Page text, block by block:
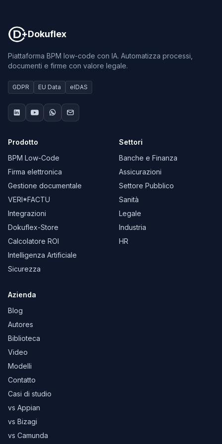
Dokuflex
Piattaforma BPM low-code con IA. Automatizza processi,
documenti e firme con valore legale.
GDPR EU Data eIDAS
Prodotto
BPM Low-Code
Firma elettronica
Gestione documentale
VERI*FACTU
Integrazioni
Dokuflex-Store
Calcolatore ROI
Intelligenza Artificiale
Sicurezza
Settori
Banche e Finanza
Assicurazioni
Settore Pubblico
Sanità
Legale
Industria
HR
Azienda
Blog
Autores
Biblioteca
Video
Modelli
Contatto
Casi di studio
vs Appian
vs Bizagi
vs Camunda